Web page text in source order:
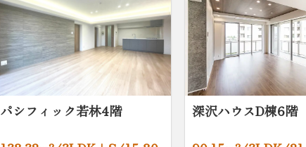
パシフィック若林4階 深沢ハウスD棟6階